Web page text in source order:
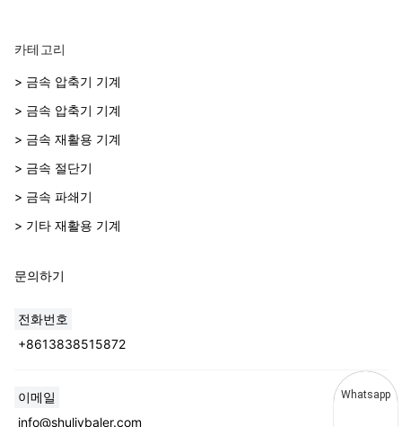
카테고리
> 금속 압축기 기계
> 금속 압축기 기계
> 금속 재활용 기계
> 금속 절단기
> 금속 파쇄기
> 기타 재활용 기계
문의하기
전화번호
+8613838515872
이메일
info@shuliybaler.com
Whatsapp